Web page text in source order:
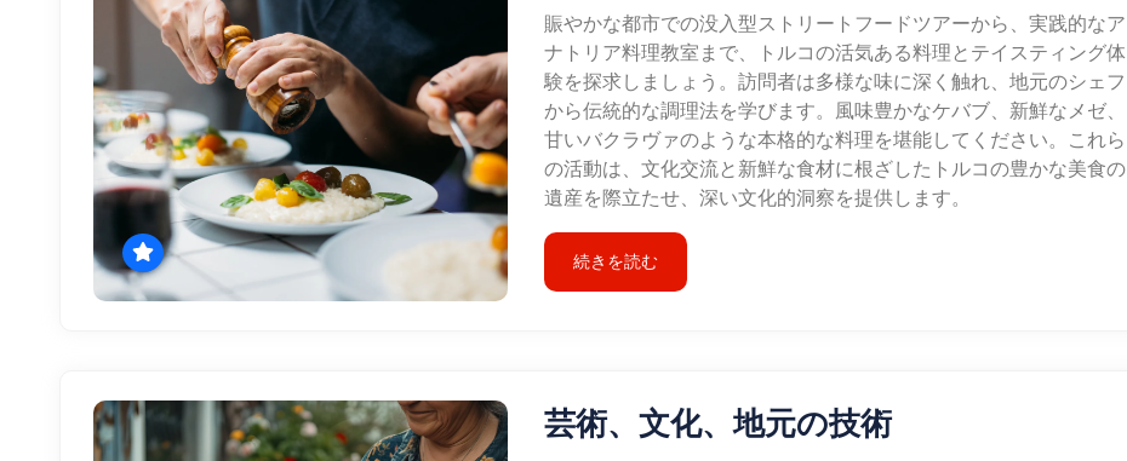
賑やかな都市での没入型ストリートフードツアーから、実践的なア
ナトリア料理教室まで、トルコの活気ある料理とテイスティング体
験を探求しましょう。訪問者は多様な味に深く触れ、地元のシェフ
から伝統的な調理法を学びます。風味豊かなケバブ、新鮮なメゼ、
甘いバクラヴァのような本格的な料理を堪能してください。これら
の活動は、文化交流と新鮮な食材に根ざしたトルコの豊かな美食の
遺産を際立たせ、深い文化的洞察を提供します。
続きを読む
芸術、文化、地元の技術